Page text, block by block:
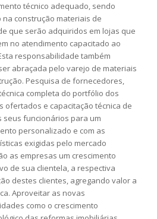
técnico adequado, sendo
na construção materiais de
que serão adquiridos em lojas que
no atendimento capacitado ao
responsabilidade também
abraçada pelo varejo de materiais
Pesquisa de fornecedores,
completa do portfólio dos
ofertados e capacitação técnica de
seus funcionários para um
personalizado e com as
exigidas pelo mercado
as empresas um crescimento
de sua clientela, a respectiva
destes clientes, agregando valor a
Aproveitar as novas
como o crescimento